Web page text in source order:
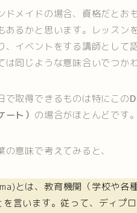
ドメイドの場合、資格だとお
あるかと思います。レッスン
、イベントをする講師として
は同じような意味合いでつか
で取得できるものは特にこの
ート） の場合がほとんどです。
の意味で考えてみると、
とは、教育機関（学校や各
言います。従って、ディプ